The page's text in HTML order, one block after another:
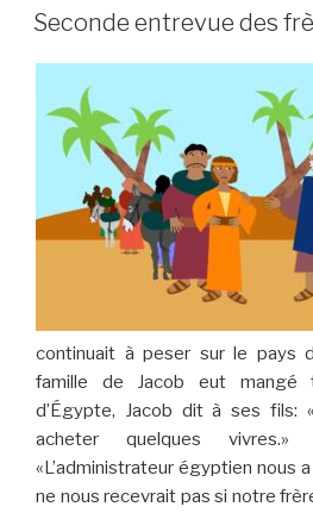
frères
LE
Seconde entrevue des
continuait à peser sur le pays
famille de Jacob eut
d’Égypte, Jacob dit à ses fils:
acheter quelques
«L’administrateur égyptien nous
ne nous recevrait pas si notre